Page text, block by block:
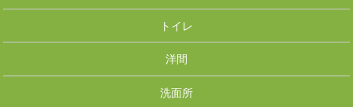
トイレ
洋間
洗面所